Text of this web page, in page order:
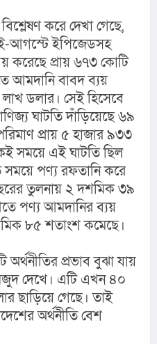
করে দেখা গেছে,
আগস্টে ইপিজেডসহ
করেছে প্রায় ৬৭৩ কোটি
আমদানি বাবদ ব্যয়
ডলার। সেই হিসেবে
ঘাটতি দাঁড়িয়েছে ৬৯
প্রায় ৫ হাজার ৯৩৩
সময়ে এই ঘাটতি ছিল
সময়ে পণ্য রফতানি করে
তুলনায় ২ দশমিক ৩৯
পণ্য আমদানির ব্যয়
৮৫ শতাংশ কমেছে।
অর্থনীতির প্রভাব বুঝা যায়
মজুদ দেখে। এটি এখন ৪০
ছাড়িয়ে গেছে। তাই
অর্থনীতি বেশ